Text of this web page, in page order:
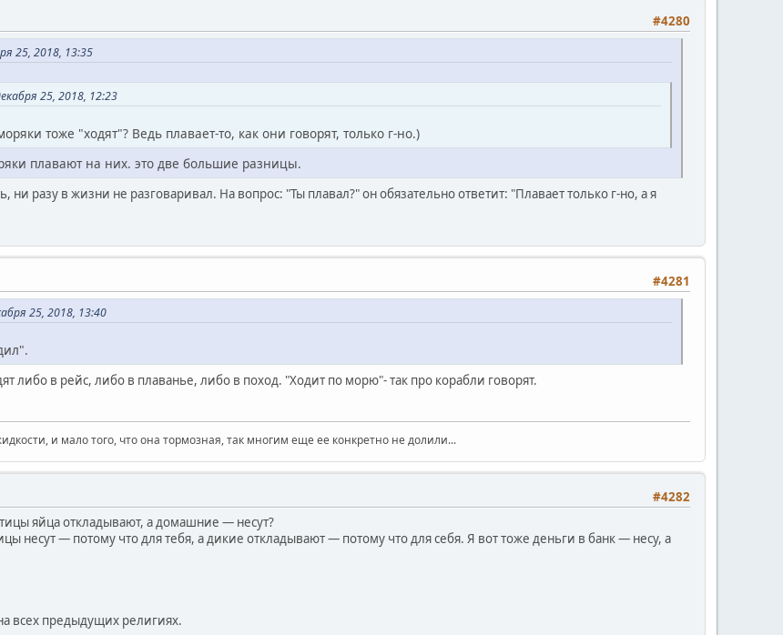
#4280
25, 2018, 13:35
25, 2018, 12:23
тоже "ходят"? Ведь плавает-то, как они говорят, только г-но.)
плавают на них. это две большие разницы.
ни разу в жизни не разговаривал. На вопрос: "Ты плавал?" он обязательно ответит: "Плавает только г-но, а я
#4281
25, 2018, 13:40
либо в рейс, либо в плаванье, либо в поход. "Ходит по морю"- так про корабли говорят.
и мало того, что она тормозная, так многим еще ее конкретно не долили...
#4282
яйца откладывают, а домашние — несут?
несут — потому что для тебя, а дикие откладывают — потому что для себя. Я вот тоже деньги в банк — несу, а
всех предыдущих религиях.